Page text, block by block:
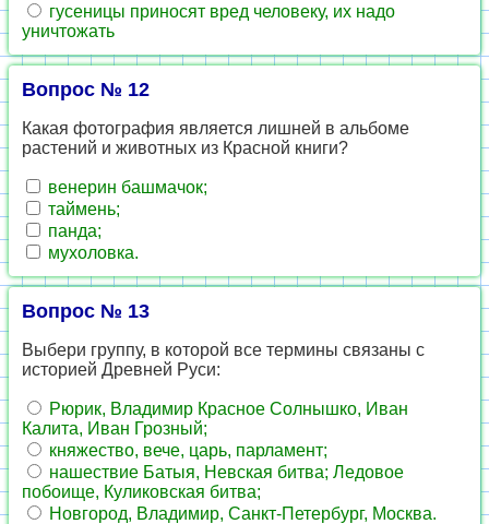
гусеницы приносят вред человеку, их надо
уничтожать
Вопрос № 12
Какая фотография является лишней в альбоме
растений и животных из Красной книги?
венерин башмачок;
таймень;
панда;
мухоловка.
Вопрос № 13
Выбери группу, в которой все термины связаны с
историей Древней Руси:
Рюрик, Владимир Красное Солнышко, Иван
Калита, Иван Грозный;
княжество, вече, царь, парламент;
нашествие Батыя, Невская битва; Ледовое
побоище, Куликовская битва;
Новгород, Владимир, Санкт-Петербург, Москва.